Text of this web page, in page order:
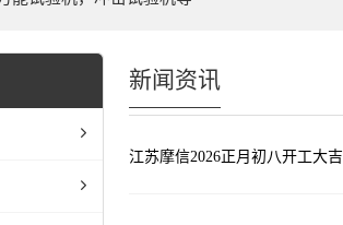
新闻资讯
江苏摩信2026正月初八开工大吉